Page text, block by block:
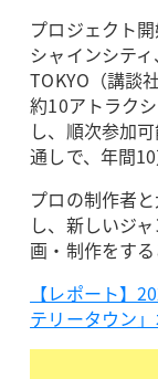
プロジェクト
シャインシテ
TOKYO（講談
約10アトラク
し、順次参加
通しで、年間
プロの制作者
し、新しいジ
画・制作をする
【レポート】
テリータウン